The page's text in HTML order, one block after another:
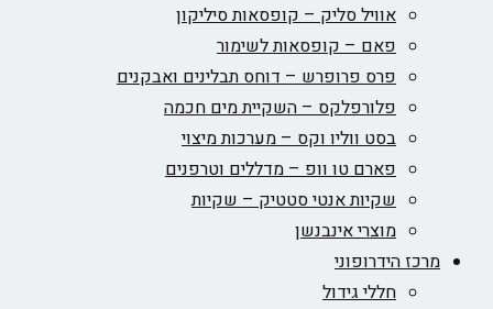
אוויל סליק – קופסאות סיליקון
פאם – קופסאות לשימור
פרס פרופרש – דוחס תבלינים ואבקנים
פלורפלקס – השקיית מים חכמה
בסט ווליו וקס – מערכות מיצוי
פארם טו וופ – מדללים וטרפנים
שקיות אנטי סטטיק – שקיות
מוצרי אינבנשן
הידרופוני
חללי גידול